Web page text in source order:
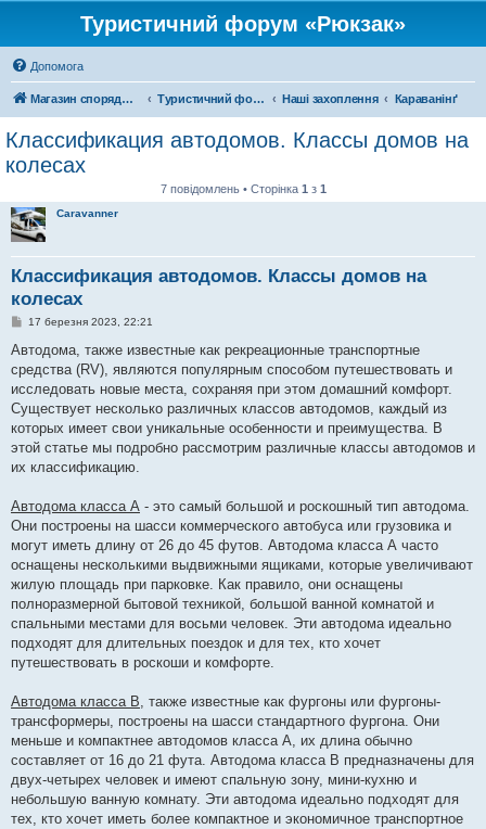
Туристичний форум «Рюкзак»
Допомога
Магазин спорядження Туристичний форум «Рюкзак» Наші захоплення Караванінґ
Классификация автодомов. Классы домов на
колесах
7 повідомлень • Сторінка 1 з 1
Caravanner
Классификация автодомов. Классы домов на
колесах
П
в
д
о
л
е
н
я
17 березня 2023, 22:21
Автодома, также известные как рекреационные транспортные
средства (RV), являются популярным способом путешествовать и
исследовать новые места, сохраняя при этом домашний комфорт.
Существует несколько различных классов автодомов, каждый из
которых имеет свои уникальные особенности и преимущества. В
этой статье мы подробно рассмотрим различные классы автодомов и
их классификацию.
Автодома класса А - это самый большой и роскошный тип автодома.
Они построены на шасси коммерческого автобуса или грузовика и
могут иметь длину от 26 до 45 футов. Автодома класса А часто
оснащены несколькими выдвижными ящиками, которые увеличивают
жилую площадь при парковке. Как правило, они оснащены
полноразмерной бытовой техникой, большой ванной комнатой и
спальными местами для восьми человек. Эти автодома идеально
подходят для длительных поездок и для тех, кто хочет
путешествовать в роскоши и комфорте.
Автодома класса B, также известные как фургоны или фургоны-
трансформеры, построены на шасси стандартного фургона. Они
меньше и компактнее автодомов класса А, их длина обычно
составляет от 16 до 21 фута. Автодома класса B предназначены для
двух-четырех человек и имеют спальную зону, мини-кухню и
небольшую ванную комнату. Эти автодома идеально подходят для
тех, кто хочет иметь более компактное и экономичное транспортное